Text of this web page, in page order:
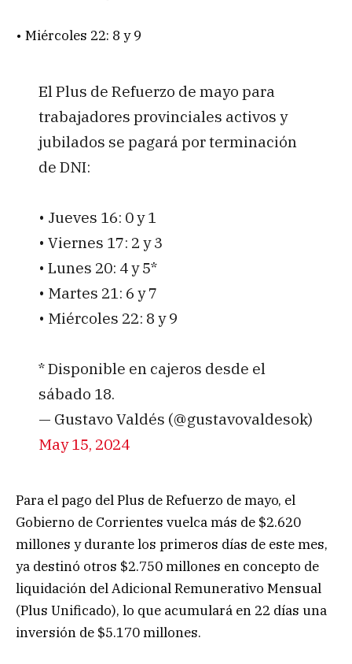
• Miércoles 22: 8 y 9
El Plus de Refuerzo de mayo para
trabajadores provinciales activos y
jubilados se pagará por terminación
de DNI:
• Jueves 16: 0 y 1
• Viernes 17: 2 y 3
• Lunes 20: 4 y 5*
• Martes 21: 6 y 7
• Miércoles 22: 8 y 9
* Disponible en cajeros desde el
sábado 18.
— Gustavo Valdés (@gustavovaldesok)
May 15, 2024
Para el pago del Plus de Refuerzo de mayo, el
Gobierno de Corrientes vuelca más de $2.620
millones y durante los primeros días de este mes,
ya destinó otros $2.750 millones en concepto de
liquidación del Adicional Remunerativo Mensual
(Plus Unificado), lo que acumulará en 22 días una
inversión de $5.170 millones.